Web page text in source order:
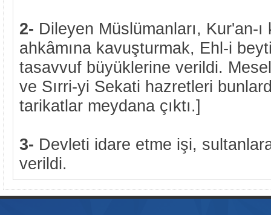
2- Dileyen Müslümanları, Kur'an-
ahkâmına kavuşturmak, Ehl-i
tasavvuf büyüklerine verildi.
ve Sırri-yi Sekati hazretleri
tarikatlar meydana çıktı.]
3- Devleti idare etme işi,
verildi.